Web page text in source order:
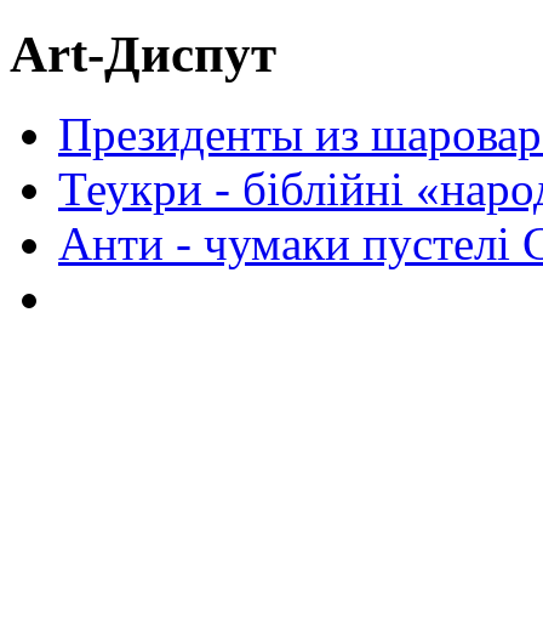
Art-Диспут
Президенты из
Теукри - біблійні
Анти - чумаки пустелі